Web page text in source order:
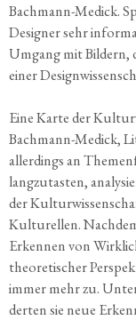
Bach­mann-Medick.
Desi­gner sehr
Umgang mit Bil­dern,
einer
Eine Kar­te der
Bach­mann-Medick,
aller­dings an
lang­zu­tas­ten,
der
Kul­tu­rel­len.
Erken­nen von
theo­re­ti­scher
immer mehr zu.
der­ten sie neue